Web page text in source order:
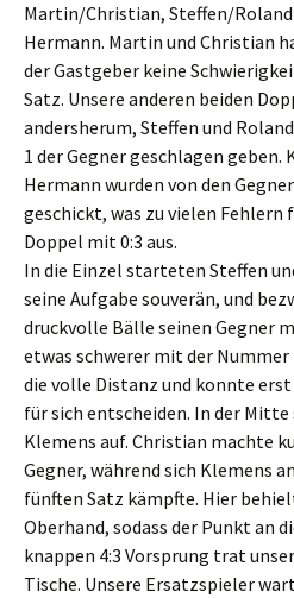
Martin/Christian, Steffen/
Hermann. Martin und Christian
der Gastgeber keine
Satz. Unsere anderen beiden
andersherum, Steffen und
1 der Gegner geschlagen geben.
Hermann wurden von den
geschickt, was zu vielen Fehlern
Doppel mit 0:3 aus.
In die Einzel starteten Steffen
seine Aufgabe souverän, und
druckvolle Bälle seinen Gegner
etwas schwerer mit der Nummer
die volle Distanz und konnte
für sich entscheiden. In der
Klemens auf. Christian machte
Gegner, während sich Klemens
fünften Satz kämpfte. Hier
Oberhand, sodass der Punkt an
knappen 4:3 Vorsprung trat
Tische. Unsere Ersatzspieler